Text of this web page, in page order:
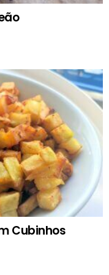
Cubinhos